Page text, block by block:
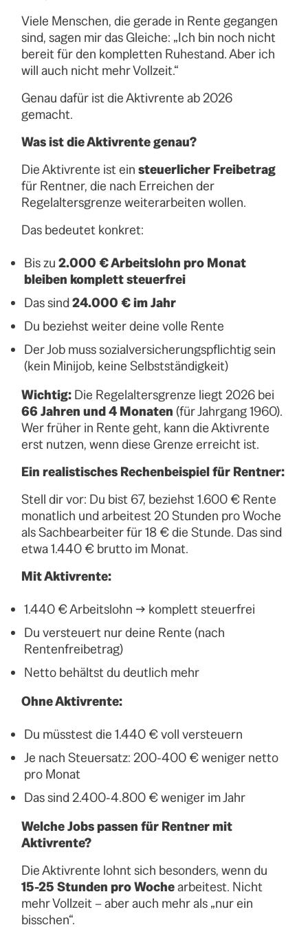
Viele Menschen, die gerade in Rente gegangen
sind, sagen mir das Gleiche: „Ich bin noch nicht
bereit für den kompletten Ruhestand. Aber ich
will auch nicht mehr Vollzeit.“
Genau dafür ist die Aktivrente ab 2026
gemacht.
Was ist die Aktivrente genau?
Die Aktivrente ist einsteuerlicher Freibetrag
für Rentner, die nach Erreichen der
Regelaltersgrenze weiterarbeiten wollen.
Das bedeutet konkret:
Bis zu2.000 € Arbeitslohn pro Monat
bleiben komplett steuerfrei
Das sind24.000 € im Jahr
Du beziehst weiter deine volle Rente
Der Job muss sozialversicherungspflichtig sein
(kein Minijob, keine Selbstständigkeit)
Wichtig: Die Regelaltersgrenze liegt 2026 bei
66 Jahren und 4 Monaten (für Jahrgang 1960).
Wer früher in Rente geht, kann die Aktivrente
erst nutzen, wenn diese Grenze erreicht ist.
Ein realistisches Rechenbeispiel für Rentner:
Stell dir vor: Du bist 67, beziehst 1.600 € Rente
monatlich und arbeitest 20 Stunden pro Woche
als Sachbearbeiter für 18 € die Stunde. Das sind
etwa 1.440 € brutto im Monat.
Mit Aktivrente:
1.440 € Arbeitslohn → komplett steuerfrei
Du versteuert nur deine Rente (nach
Rentenfreibetrag)
Netto behältst du deutlich mehr
Ohne Aktivrente:
Du müsstest die 1.440 € voll versteuern
Je nach Steuersatz: 200-400 € weniger netto
pro Monat
Das sind 2.400-4.800 € weniger im Jahr
Welche Jobs passen für Rentner mit
Aktivrente?
Die Aktivrente lohnt sich besonders, wenn du
15-25 Stunden pro Wochearbeitest. Nicht
mehr Vollzeit – aber auch mehr als „nur ein
bisschen“.